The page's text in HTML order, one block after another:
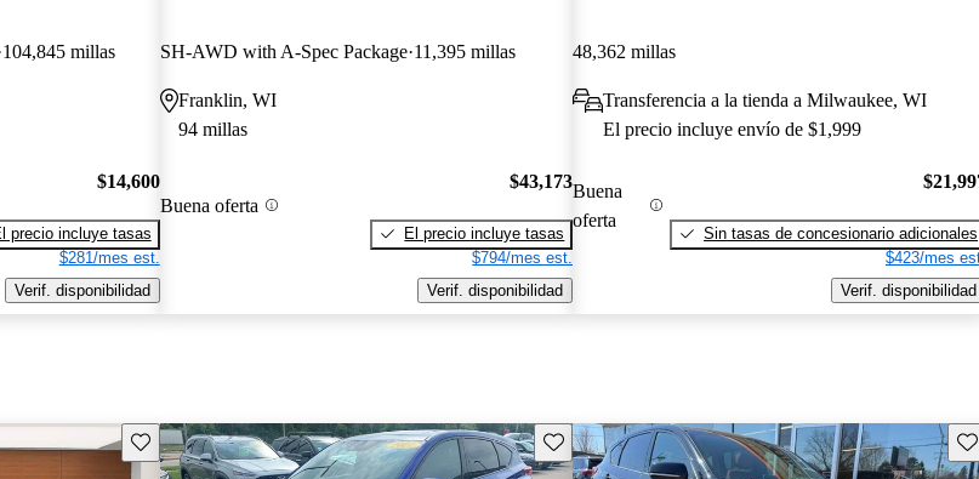
104,845 millas
$14,600
precio incluye tasas
$281/mes est.
Verif. disponibilidad
SH-AWD with A-Spec Package 11,395 millas
Franklin, WI
94 millas
Buena oferta
$43,173
El precio incluye tasas
$794/mes est.
Verif. disponibilidad
48,362 millas
Transferencia a la tienda a Milwaukee, WI
El precio incluye envío de $1,999
Buena
oferta
Sin tasas de concesionario adicionales
$423/mes
Verif. disponibilidad
Guarda este Aviso Guarda este Aviso